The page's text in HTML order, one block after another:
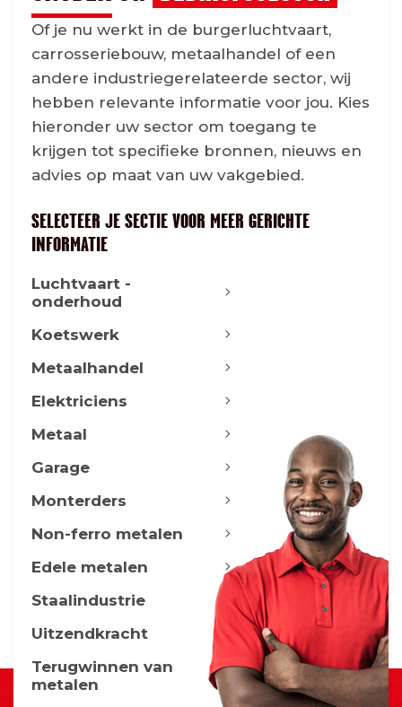
Of je nu werkt in de burgerluchtvaart,
carrosseriebouw, metaalhandel of een
andere industriegerelateerde sector, wij
hebben relevante informatie voor jou. Kies
hieronder uw sector om toegang te
krijgen tot specifieke bronnen, nieuws en
advies op maat van uw vakgebied.
SELECTEER JE SECTIE VOOR MEER GERICHTE
INFORMATIE
Luchtvaart -
onderhoud
Koetswerk
Metaalhandel
Elektriciens
Metaal
Garage
Monterders
Non-ferro metalen
Edele metalen
Staalindustrie
Uitzendkracht
Terugwinnen van
metalen